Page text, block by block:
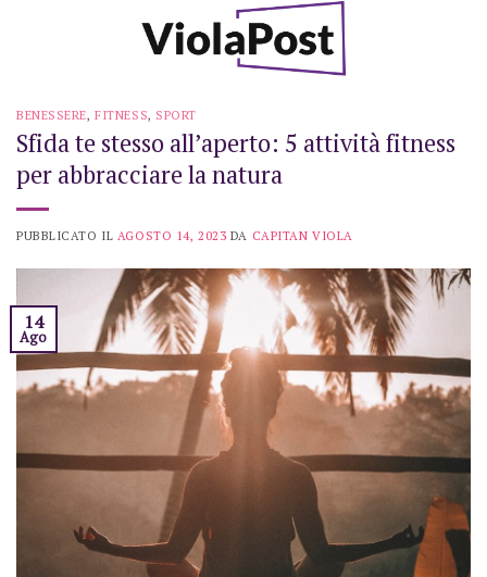
BENESSERE,FITNESS, SPORT
Sfida te stesso all’aperto: 5 attività fitness
per abbracciare la natura
PUBBLICATO IL AGOSTO 14, 2023 DA CAPITAN VIOLA
14
Ago